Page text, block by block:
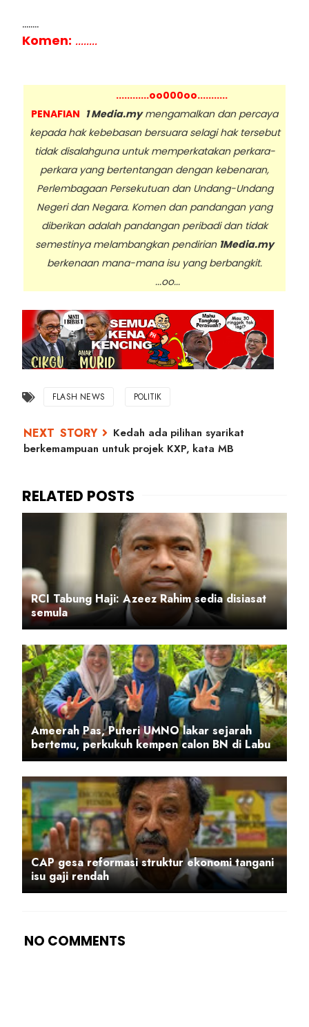
........
Komen: ........
............oo000oo...........
PENAFIAN 1 Media.mymengamalkan dan percaya
kepada hak kebebasan bersuara selagi hak tersebut
tidak disalahguna untuk memperkatakan perkara-
perkara yang bertentangan dengan kebenaran,
Perlembagaan Persekutuan dan Undang-Undang
Negeri dan Negara. Komen dan pandangan yang
diberikan adalah pandangan peribadi dan tidak
semestinya melambangkan pendirian 1Media.my
berkenaan mana-mana isu yang berbangkit.
...oo...
FLASH NEWS POLITIK
Kedah ada pilihan syarikat
berkemampuan untuk projek KXP, kata MB
RCI Tabung Haji: Azeez Rahim sedia disiasat
semula
Ameerah Pas, Puteri UMNO lakar sejarah
bertemu, perkukuh kempen calon BN di Labu
CAP gesa reformasi struktur ekonomi tangani
isu gaji rendah
NO COMMENTS